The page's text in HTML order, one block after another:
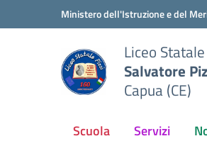
Vai ai contenuti
Vai al menu di navigazioneMinistero dell'Istruzione e del
Liceo Statale
Salvatore
Capua (CE)
Scuola Servizi